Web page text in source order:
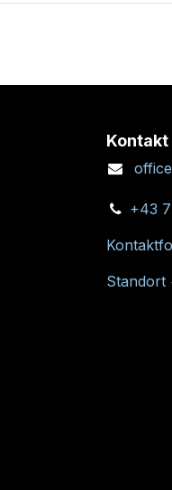
Kontakt
+43
Standort